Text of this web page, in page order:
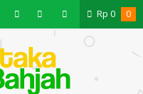
Rp 0 0